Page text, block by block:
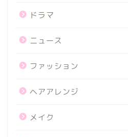
ドラマ
ニュース
ファッション
ヘアアレンジ
メイク